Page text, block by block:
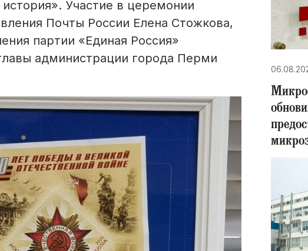
Участие в церемонии
Поч­ты России Елена Стожкова,
партии «Единая Россия»
администрации города Перми